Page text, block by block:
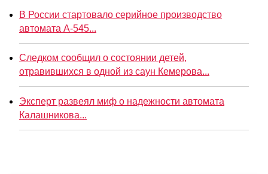
В России стартовало серийное производство
автомата А-545...
Следком сообщил о состоянии детей,
отравившихся в одной из саун Кемерова...
Эксперт развеял миф о надежности автомата
Калашникова...